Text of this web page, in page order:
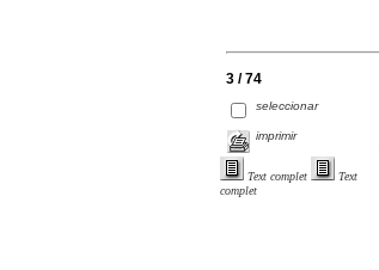
3 / 74
seleccionar
imprimir
Text complet
Text
complet